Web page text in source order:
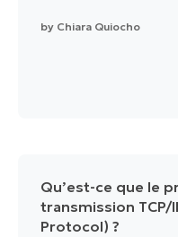
by Chiara Quiocho
Qu’est-ce que le
transmission TCP/
Protocol) ?